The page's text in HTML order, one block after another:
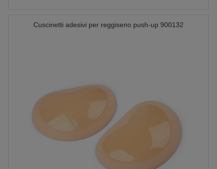
Cuscinetti adesivi per reggiseno push-up 900132